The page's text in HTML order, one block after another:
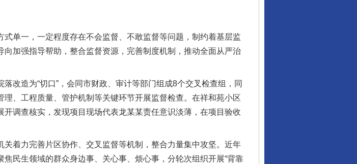
一，一定程度存在不会监督、不敢监督等问题，制约着基层监
加强指导帮助，整合监督资源，完善制度机制，推动全面从严治
造为“切口”，会同市财政、审计等部门组成8个交叉检查组，同
、工程质量、管护机制等关键环节开展监督检查。在祥和苑小区
调查核实，发现项目现场代表龙某某责任意识淡薄，在项目验收
力完善片区协作、交叉监督等机制，整合力量集中攻坚。近年
民生领域的群众身边事、关心事、烦心事，分轮次组织开展“背靠